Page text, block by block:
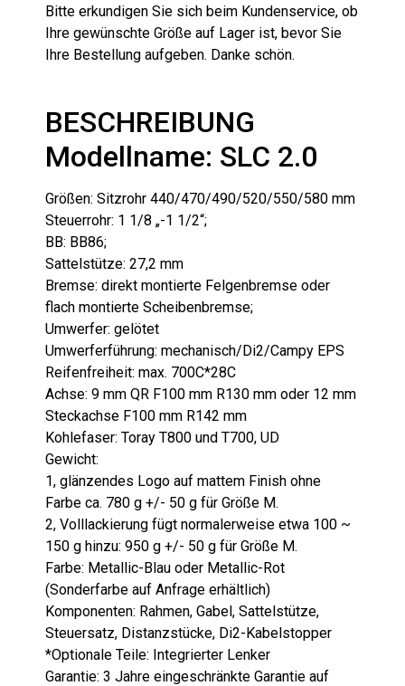
Bitte erkundigen Sie sich beim Kundenservice, ob
Ihre gewünschte Größe auf Lager ist, bevor Sie
Ihre Bestellung aufgeben. Danke schön.
BESCHREIBUNG
Modellname: SLC 2.0
Größen: Sitzrohr 440/470/490/520/550/580 mm
Steuerrohr: 1 1/8 „-1 1/2“;
BB: BB86;
Sattelstütze: 27,2 mm
Bremse: direkt montierte Felgenbremse oder
flach montierte Scheibenbremse;
Umwerfer: gelötet
Umwerferführung: mechanisch/Di2/Campy EPS
Reifenfreiheit: max. 700C*28C
Achse: 9 mm QR F100 mm R130 mm oder 12 mm
Steckachse F100 mm R142 mm
Kohlefaser: Toray T800 und T700, UD
Gewicht:
1, glänzendes Logo auf mattem Finish ohne
Farbe ca. 780 g +/- 50 g für Größe M.
2, Volllackierung fügt normalerweise etwa 100 ~
150 g hinzu: 950 g +/- 50 g für Größe M.
Farbe: Metallic-Blau oder Metallic-Rot
(Sonderfarbe auf Anfrage erhältlich)
Komponenten: Rahmen, Gabel, Sattelstütze,
Steuersatz, Distanzstücke, Di2-Kabelstopper
*Optionale Teile: Integrierter Lenker
Garantie: 3 Jahre eingeschränkte Garantie auf